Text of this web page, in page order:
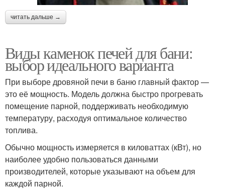
читать дальше →
Виды каменок печей для бани:
выбор идеального варианта
При выборе дровяной печи в баню главный фактор —
это её мощность. Модель должна быстро прогревать
помещение парной, поддерживать необходимую
температуру, расходуя оптимальное количество
топлива.
Обычно мощность измеряется в киловаттах (кВт), но
наиболее удобно пользоваться данными
производителей, которые указывают на объем для
каждой парной.